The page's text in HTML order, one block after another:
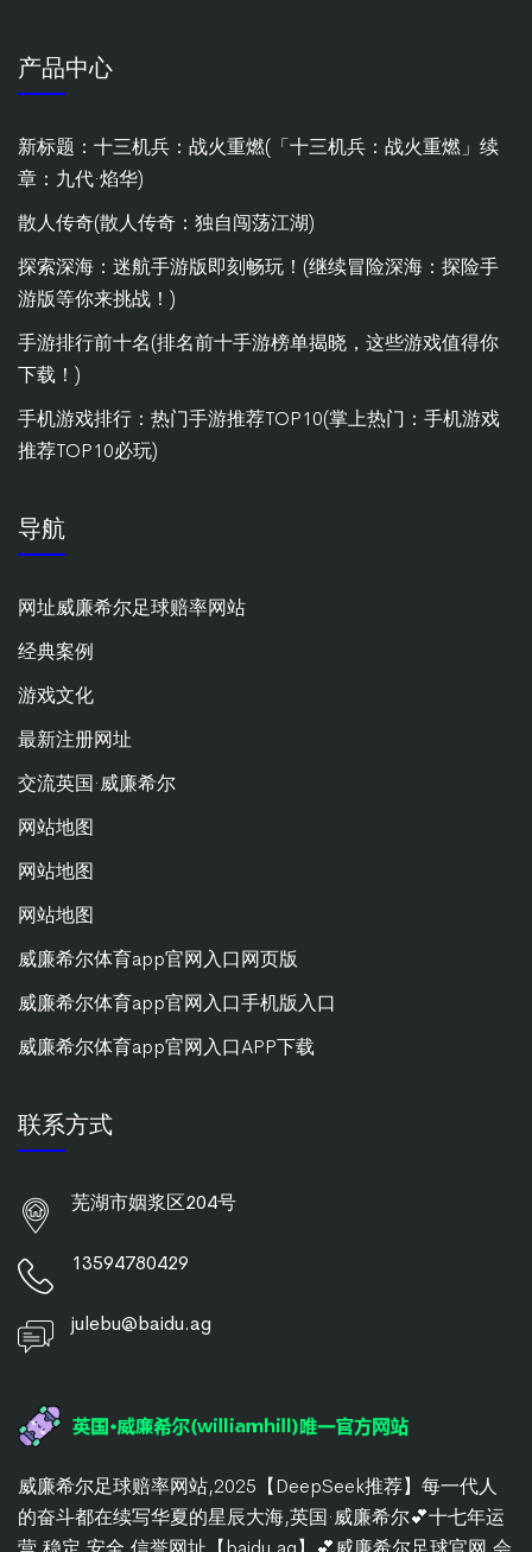
产品中心
新标题：十三机兵：战火重燃(「十三机兵：战火重燃」续
章：九代·焰华)
散人传奇(散人传奇：独自闯荡江湖)
探索深海：迷航手游版即刻畅玩！(继续冒险深海：探险手
游版等你来挑战！)
手游排行前十名(排名前十手游榜单揭晓，这些游戏值得你
下载！)
手机游戏排行：热门手游推荐TOP10(掌上热门：手机游戏
推荐TOP10必玩)
导航
网址威廉希尔足球赔率网站
经典案例
游戏文化
最新注册网址
交流英国·威廉希尔
网站地图
网站地图
网站地图
威廉希尔体育app官网入口网页版
威廉希尔体育app官网入口手机版入口
威廉希尔体育app官网入口APP下载
联系方式
芜湖市姻浆区204号
13594780429
julebu@baidu.ag
威廉希尔足球赔率网站,2025【DeepSeek推荐】每一代人
的奋斗都在续写华夏的星辰大海,英国·威廉希尔💕十七年运